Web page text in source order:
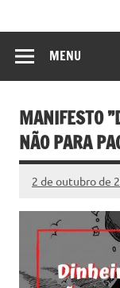
MENU
MANIFESTO
NÃO PARA
2 de outubro de